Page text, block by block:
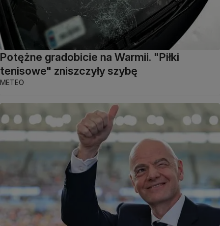
Potężne gradobicie na Warmii. "Piłki
tenisowe" zniszczyły szybę
METEO